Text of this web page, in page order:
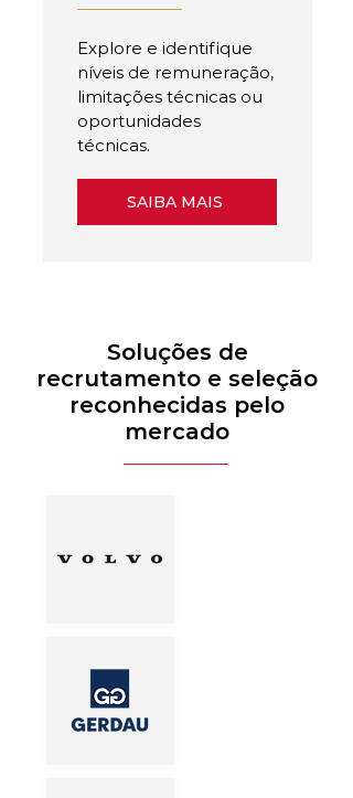
Explore e identifique
níveis de remuneração,
limitações técnicas ou
oportunidades
técnicas.
SAIBA MAIS
Soluções de
recrutamento e seleção
reconhecidas pelo
mercado